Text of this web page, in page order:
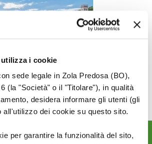
i cookie
sede legale in Zola Predosa (BO),
(la "Società" o il "Titolare"), in qualità
desidera informare gli utenti (gli
all'utilizzo dei cookie su questo sito.
per garantire la funzionalità del sito,